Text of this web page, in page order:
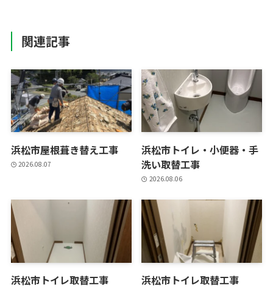
関連記事
浜松市屋根葺き替え工事
2026.08.07
浜松市トイレ・小便器・手
洗い取替工事
2026.08.06
浜松市トイレ取替工事 浜松市トイレ取替工事